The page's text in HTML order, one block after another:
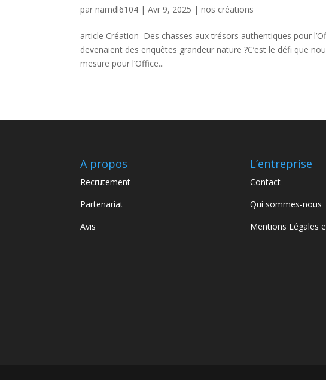
parnamdl6104 |Avr 9, 2025 |nos créations
article Création Des chasses aux trésors authentiques pour
devenaient des enquêtes grandeur nature ?C’est le défi que
mesure pour l’Office...
A propos
Recrutement
Partenariat
Avis
L’entreprise
Contact
Qui sommes-nous
Mentions Légales